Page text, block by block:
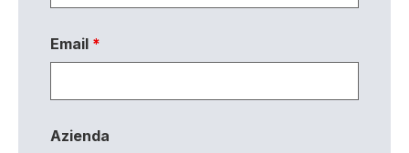
Email *
Azienda